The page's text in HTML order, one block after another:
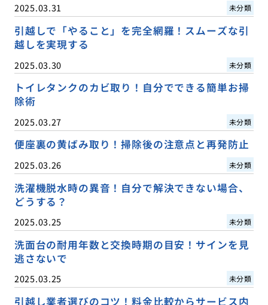
2025.03.31 未分類
引越しで「やること」を完全網羅！スムーズな引
越しを実現する
2025.03.30 未分類
トイレタンクのカビ取り！自分でできる簡単お掃
除術
2025.03.27 未分類
便座裏の黄ばみ取り！掃除後の注意点と再発防止
2025.03.26 未分類
洗濯機脱水時の異音！自分で解決できない場合、
どうする？
2025.03.25 未分類
洗面台の耐用年数と交換時期の目安！サインを見
逃さないで
2025.03.25 未分類
引越し業者選びのコツ！料金比較からサービス内